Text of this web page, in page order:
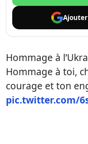
Hommage à
Hommage à toi,
courage et ton
pic.twitter.com/